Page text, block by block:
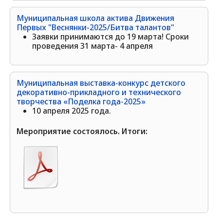
Муниципальная школа актива Движения
Первых "Веснянки-2025/Битва талантов"
Заявки принимаются до 19 марта! Сроки
проведения 31 марта- 4 апреля
Муниципальная выставка-конкурс детского
декоративно-прикладного и технического
творчества «Поделка года-2025»
10 апреля 2025 года.
Мероприятие состоялось. Итоги: